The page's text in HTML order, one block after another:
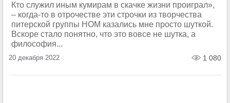
Кто служил иным кумирам в скачке жизни проиграл»,
– когда-то в отрочестве эти строчки из творчества
питерской группы НОМ казались мне просто шуткой.
Вскоре стало понятно, что это вовсе не шутка, а
философия...
20 декабря 2022 1 080